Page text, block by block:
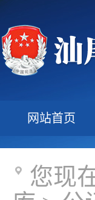
网站首页
您现